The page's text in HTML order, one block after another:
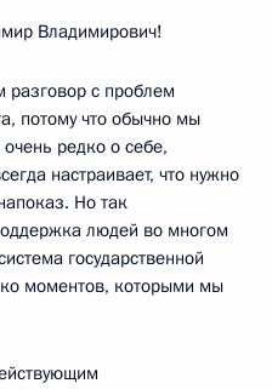
Владимирович!
с проблем
потому что обычно мы
редко о себе,
настраивает, что нужно
Но так
людей во многом
государственной
моментов, которыми мы